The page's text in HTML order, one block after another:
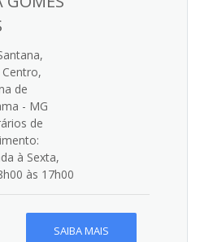
Centro,
de
- MG
de
à Sexta,
às 17h00
SAIBA MAIS